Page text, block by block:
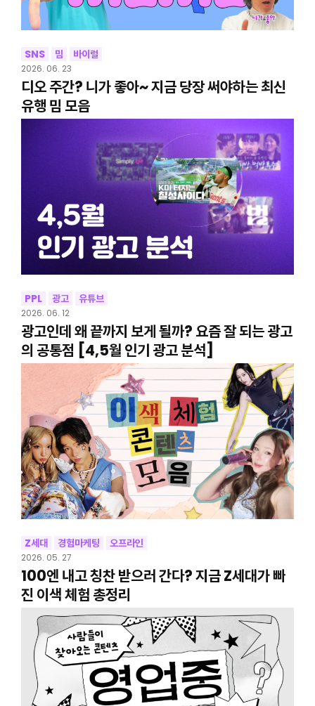
SNS 밈 바이럴
2026. 06. 23
디오 주간? 니가 좋아~ 지금 당장 써야하는 최신
유행 밈 모음
PPL 광고 유튜브
2026. 06. 12
광고인데 왜 끝까지 보게 될까? 요즘 잘 되는 광고
의 공통점 [4,5월 인기 광고 분석]
Z세대 경험마케팅 오프라인
2026. 05. 27
100엔 내고 칭찬 받으러 간다? 지금 Z세대가 빠
진 이색 체험 총정리